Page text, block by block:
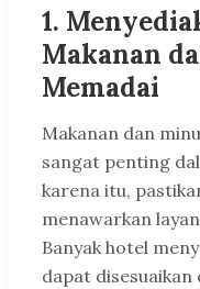
1.
Makanan
Memadai
Makanan dan
sangat penting
karena itu,
menawarkan
Banyak hotel
dapat